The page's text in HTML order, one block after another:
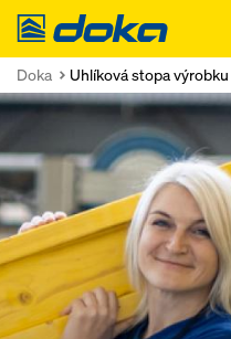
Doka
Doka Uhlíková stopa výrobku